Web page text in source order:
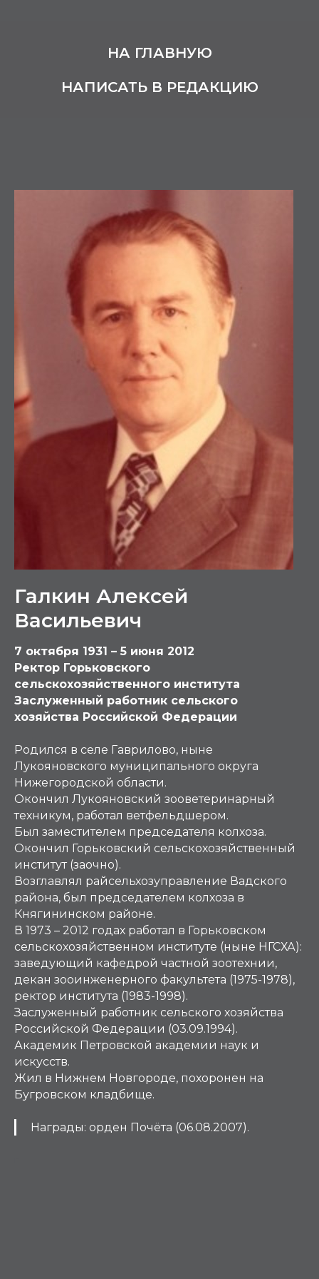
НА ГЛАВНУЮ
НАПИСАТЬ В РЕДАКЦИЮ
Галкин Алексей
Васильевич
7 октября 1931 – 5 июня 2012
Ректор Горьковского
сельскохозяйственного института
Заслуженный работник сельского
хозяйства Российской Федерации
Родился в селе Гаврилово, ныне
Лукояновского муниципального округа
Нижегородской области.
Окончил Лукояновский зооветеринарный
техникум, работал ветфельдшером.
Был заместителем председателя колхоза.
Окончил Горьковский сельскохозяйственный
институт (заочно).
Возглавлял райсельхозуправление Вадского
района, был председателем колхоза в
Княгининском районе.
В 1973 – 2012 годах работал в Горьковском
сельскохозяйственном институте (ныне НГСХА):
заведующий кафедрой частной зоотехнии,
декан зооинженерного факультета (1975-1978),
ректор института (1983-1998).
Заслуженный работник сельского хозяйства
Российской Федерации (03.09.1994).
Академик Петровской академии наук и
искусств.
Жил в Нижнем Новгороде, похоронен на
Бугровском кладбище.
Награды: орден Почёта (06.08.2007).